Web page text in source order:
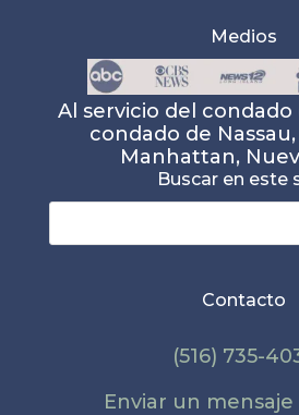
Medios
Al servicio del condado
condado de
Manhattan,
Buscar en este
Buscar:
Contacto
(516) 735-
Enviar un